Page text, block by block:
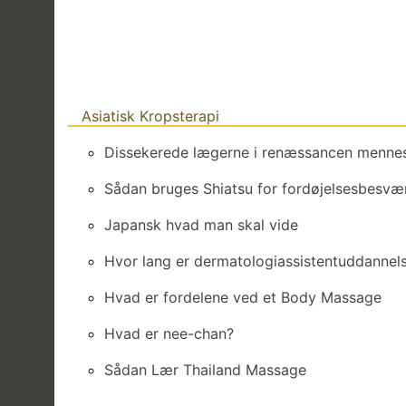
Asiatisk Kropsterapi
Dissekerede lægerne i renæssancen
Sådan bruges Shiatsu for
Japansk hvad man skal vide
Hvor lang er
Hvad er fordelene ved et Body Massage
Hvad er nee-chan?
Sådan Lær Thailand Massage